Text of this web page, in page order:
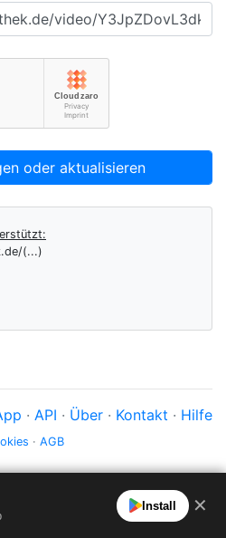
oder aktualisieren
(...)
· API · Über · Kontakt · Hilfe
· AGB
Install ✕